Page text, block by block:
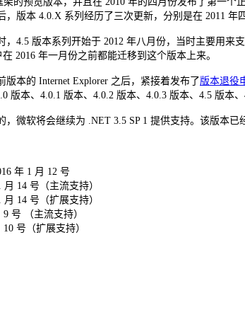
版本 4.0.X 系列经历了三次更新，分别是在 2011 年
版本系列开始于 2012 年八月份，当时主要用来支
2016 年一月份之前都能迁移到这个版本上来。
本的 Internet Explorer 之后，紧接着发布了版本退役
版本、4.0.1 版本、4.0.2 版本、4.0.3 版本、4.5 版本
软将会继续为 .NET 3.5 SP 1 提供支持。该版本已经
年 1 月 12 号
月 14 号（主流支持）
月 14 号（扩展支持）
号 （主流支持）
号（扩展支持）